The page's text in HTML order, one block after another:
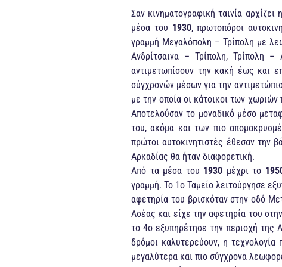
Σαν κινηματογραφική ταινία
μέσα του 1930, πρωτοπόροι
γραμμή Μεγαλόπολη – Τρίπολη με
Ανδρίτσαινα – Τρίπολη, Τρίπολη
αντιμετωπίσουν την κακή έως και
σύγχρονών μέσων για την
με την οποία οι κάτοικοι των
Αποτελούσαν το μοναδικό μέσο
του, ακόμα και των πιο
πρώτοι αυτοκινητιστές έθεσαν την
Αρκαδίας θα ήταν διαφορετική.
Από τα μέσα του 1930 μέχρι το
γραμμή. Το 1ο Ταμείο λειτούργησε
αφετηρία του βρισκόταν στην οδό
Ασέας και είχε την αφετηρία του
το 4ο εξυπηρέτησε την περιοχή της
δρόμοι καλυτερεύουν, η
μεγαλύτερα και πιο σύγχρονα